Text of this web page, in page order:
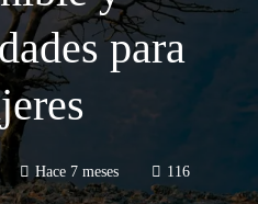
para
Hace 7 meses 116